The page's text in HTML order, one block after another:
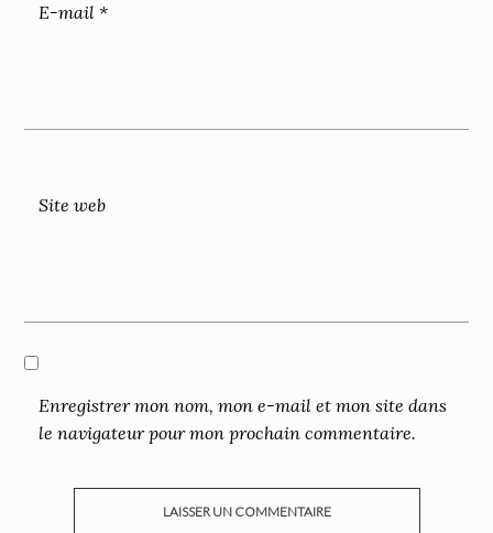
E-mail *
Site web
Enregistrer mon nom, mon e-mail et mon site dans
le navigateur pour mon prochain commentaire.